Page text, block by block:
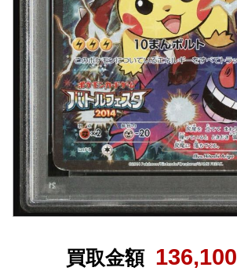
買取金額 136,100